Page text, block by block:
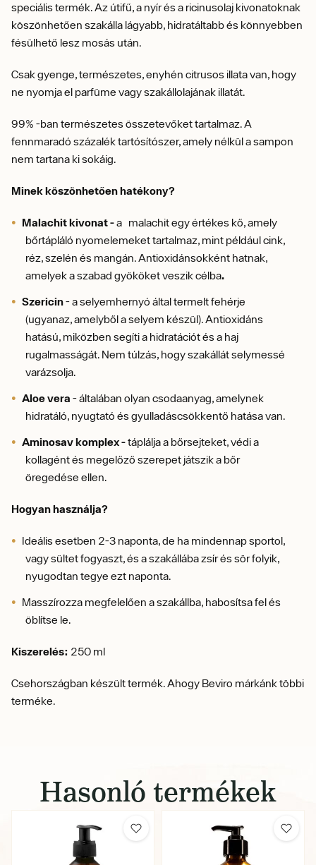
speciális termék. Az útifű, a nyír és a ricinusolaj kivonatoknak
köszönhetően szakálla lágyabb, hidratáltabb és könnyebben
fésülhető lesz mosás után.
Csak gyenge, természetes, enyhén citrusos illata van, hogy
ne nyomja el parfüme vagy szakállolajának illatát.
99% -ban természetes összetevőket tartalmaz. A
fennmaradó százalék tartósítószer, amely nélkül a sampon
nem tartana ki sokáig.
Minek köszönhetően hatékony?
Malachit kivonat -a malachit egy értékes kő, amely
bőrtápláló nyomelemeket tartalmaz, mint például cink,
réz, szelén és mangán. Antioxidánsokként hatnak,
amelyek a szabad gyököket veszik célba.
Szericin- a selyemhernyó által termelt fehérje
(ugyanaz, amelyből a selyem készül). Antioxidáns
hatású, miközben segíti a hidratációt és a haj
rugalmasságát. Nem túlzás, hogy szakállát selymessé
varázsolja.
Aloe vera - általában olyan csodaanyag, amelynek
hidratáló, nyugtató és gyulladáscsökkentő hatása van.
Aminosav komplex -táplálja a bőrsejteket, védi a
kollagént és megelőző szerepet játszik a bőr
öregedése ellen.
Hogyan használja?
Ideális esetben 2-3 naponta, de ha mindennap sportol,
vagy sültet fogyaszt, és a szakállába zsír és sör folyik,
nyugodtan tegye ezt naponta.
Masszírozza megfelelően a szakállba, habosítsa fel és
öblítse le.
Kiszerelés: 250 ml
Csehországban készült termék. Ahogy Beviro márkánk többi
terméke.
Hasonló termékek